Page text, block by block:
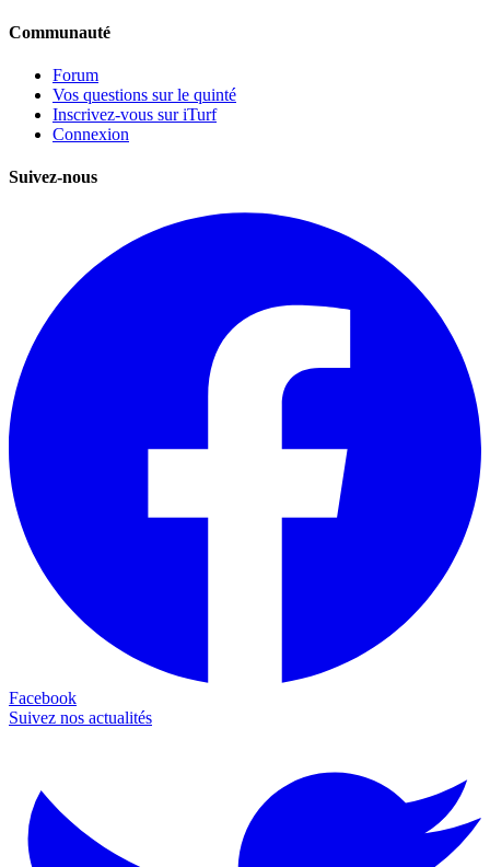
Communauté
Forum
Vos questions sur le quinté
Inscrivez-vous sur iTurf
Connexion
Suivez-nous
Facebook
Suivez nos actualités